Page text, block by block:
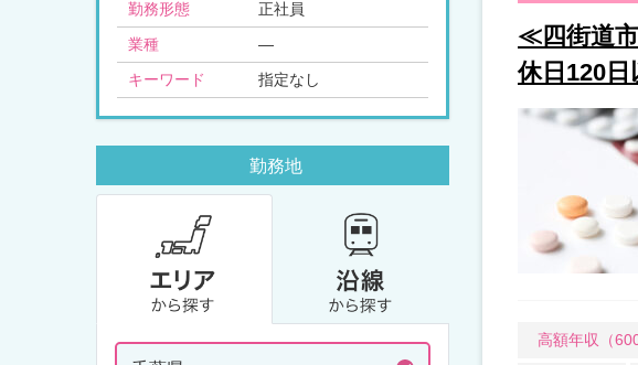
勤務形態 正社員
業種 —
キーワード 指定なし
勤務地
≪四街道
休日120
高額年収（